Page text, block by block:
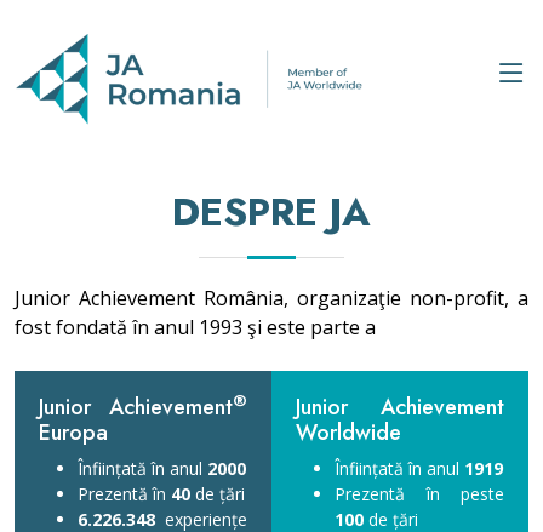
DESPRE JA
Junior Achievement România, organizaţie non-profit, a
fost fondată în anul 1993 şi este parte a
Junior Achievement®
Europa
Înființată în anul 2000
Prezentă în 40 de țări
6.226.348 experiențe
Junior Achievement
Worldwide
Înființată în anul 1919
Prezentă în peste
100 de țări